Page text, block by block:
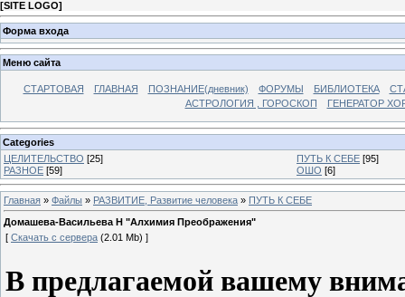
[SITE LOGO]
Форма входа
Меню сайта
СТАРТОВАЯ ГЛАВНАЯ ПОЗНАНИЕ(дневник) ФОРУМЫ БИБЛИОТЕКА
АСТРОЛОГИЯ , ГОРОСКОП
ГЕНЕРАТОР
Categories
ЦЕЛИТЕЛЬСТВО [25] ПУТЬ К СЕБЕ [95]
РАЗНОЕ [59] ОШО [6]
Главная » Файлы » РАЗВИТИЕ, Развитие человека » ПУТЬ К СЕБЕ
Домашева-Васильева Н "Алхимия Преображения"
[ Скачать с сервера (2.01 Mb) ]
В предлагаемой вашему